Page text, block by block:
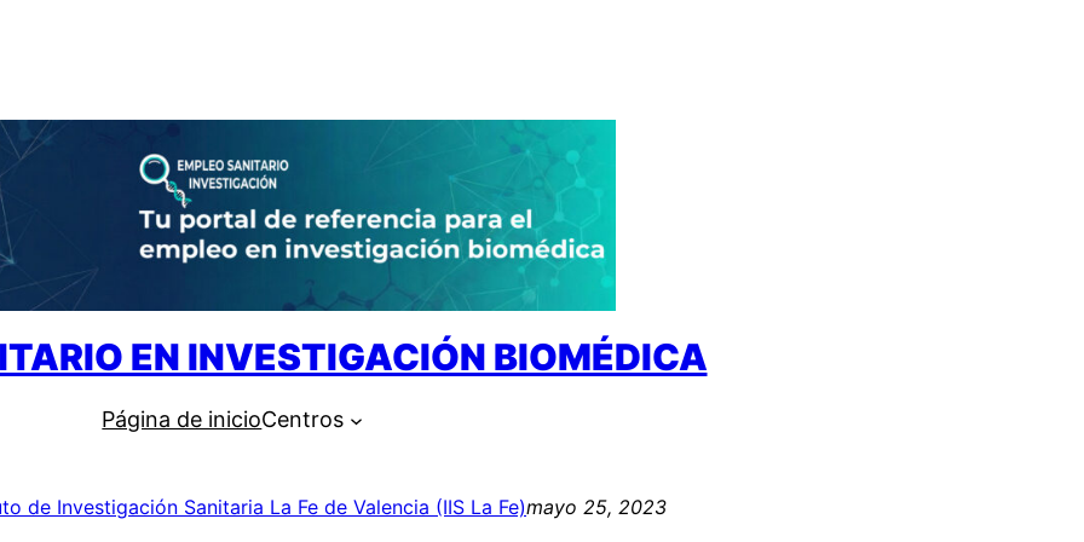
EN INVESTIGACIÓN BIOMÉDICA
Página de inicioCentros
de Investigación Sanitaria La Fe de Valencia (IIS La Fe)mayo 25, 2023